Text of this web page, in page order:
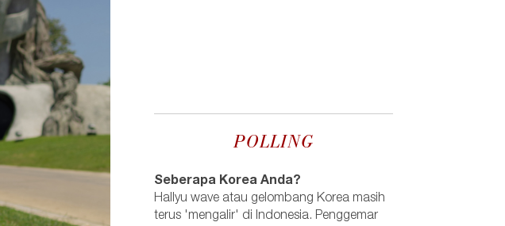
POLLING
Seberapa Korea Anda?
Hallyu wave atau gelombang Korea masih
terus 'mengalir' di Indonesia. Penggemar